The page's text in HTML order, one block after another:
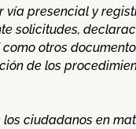
vía presencial y
solicitudes,
otros
de los
los ciudadanos en